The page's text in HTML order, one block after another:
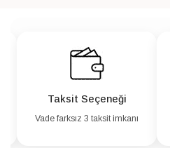
Taksit Seçeneği
Vade farksız 3 taksit imkanı